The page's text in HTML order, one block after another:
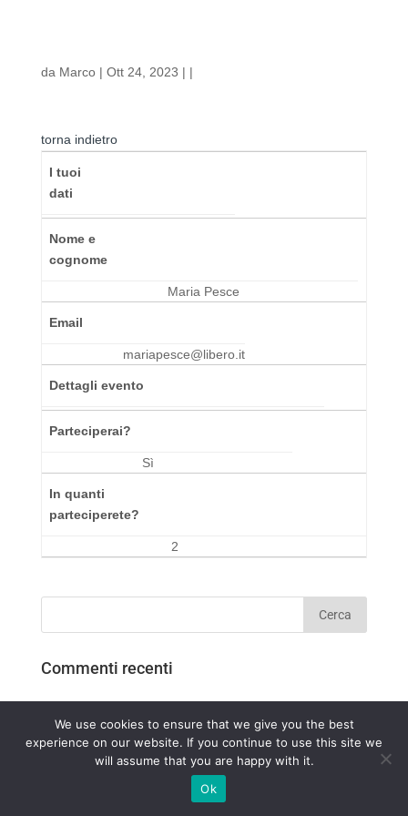
da Marco| Ott 24, 2023 | |
torna indietro
I tuoi
dati
Nome e
cognome
Maria Pesce
Email
mariapesce@libero.it
Dettagli evento
Parteciperai?
Sì
In quanti
parteciperete?
2
Commenti recenti
We use cookies to ensure that we give you the best
experience on our website. If you continue to use this site we
will assume that you are happy with it.
Ok